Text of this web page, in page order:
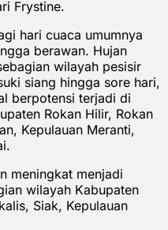
Frystine.
hari cuaca umumnya
berawan. Hujan
wilayah pesisir
siang hingga sore hari,
berpotensi terjadi di
Rokan Hilir, Rokan
Kepulauan Meranti,
meningkat menjadi
wilayah Kabupaten
Siak, Kepulauan